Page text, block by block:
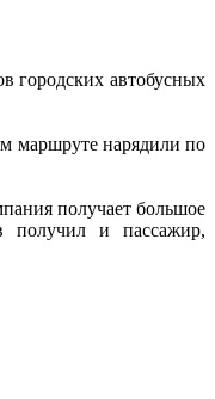
городских автобусных
маршруте нарядили по
получает большое
получил и пассажир,